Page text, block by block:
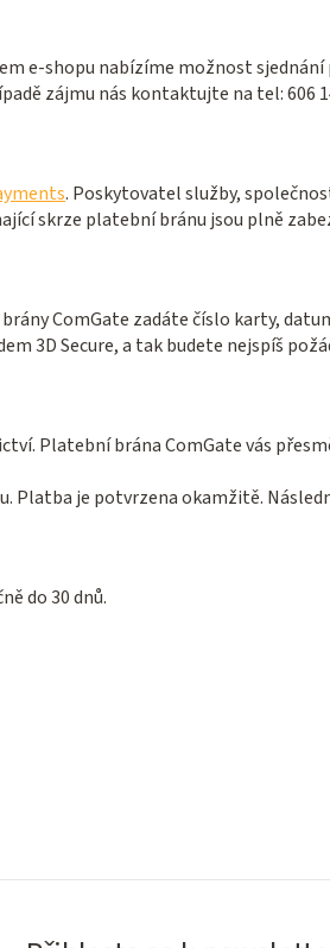
e-shopu nabízíme možnost
zájmu nás kontaktujte na tel: 606
. Poskytovatel služby,
skrze platební bránu jsou plně
ComGate zadáte číslo karty,
3D Secure, a tak budete nejspíš
Platební brána ComGate vás
je potvrzena okamžitě.
do 30 dnů.